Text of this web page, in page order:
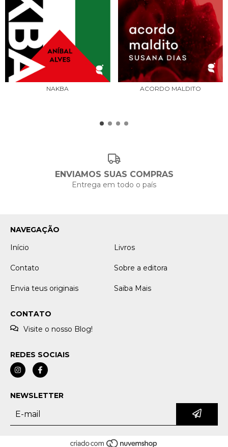
NAKBA ACORDO MALDITO
ENVIAMOS SUAS COMPRAS
Entrega em todo o país
NAVEGAÇÃO
Início
Livros
Contato Sobre a editora
Envia teus originais Saiba Mais
CONTATO
Visite o nosso Blog!
REDES SOCIAIS
NEWSLETTER